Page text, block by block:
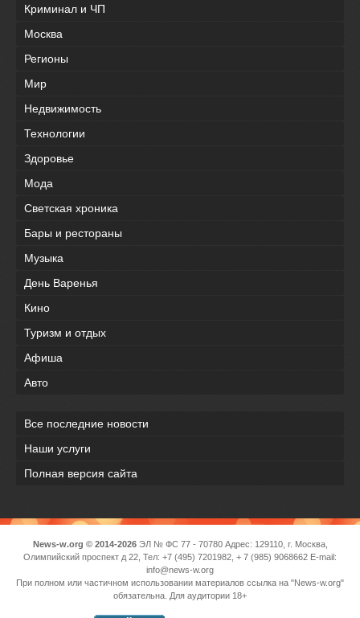
Криминал и ЧП
Москва
Регионы
Мир
Недвижимость
Технологии
Здоровье
Мода
Светская хроника
Бары и рестораны
Музыка
День Варенья
Кино
Туризм и отдых
Афиша
Авто
Все последние новости
Наши услуги
Полная версия сайта
News-w.org © 2014-2026ЭЛ № ФС 77 - 70780 Адрес: 129110, г. Москва,
Олимпийский проспект д 22, Тел: +7 (495) 7201982, + 7 (985) 9068662 E-mail:
info@news-w.org
При полном или частичном использовании материалов ссылка на "News-w.org"
обязательна. Для аудитории 18+